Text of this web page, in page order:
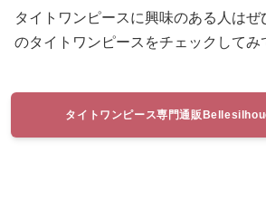
タイトワンピースに興味のある人は
のタイトワンピースをチェックしてみ
タイトワンピース専門通販